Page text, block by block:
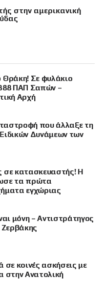
στην αμερικανική
Θράκη! Σε φυλάκιο
ΠΑΠ Σαπών –
Αρχή
που άλλαξε τη
Δυνάμεων των
σε κατασκευαστής! Η
τα πρώτα
εγχώριας
μόνη – Αντιστράτηγος
σε κοινές ασκήσεις με
στην Ανατολική